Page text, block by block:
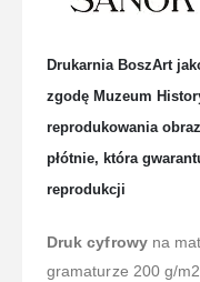
Drukarnia BoszArt
zgodę Muzeum
reprodukowania
płótnie, która
reprodukcji
Druk cyfrowyna
gramaturze 200 g/